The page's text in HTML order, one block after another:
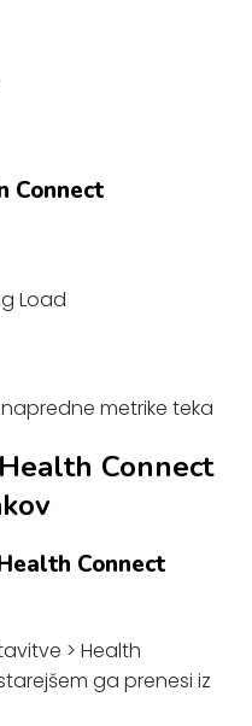
Connect
Load
metrike teka
Connect
Connect
> Health
ga prenesi iz